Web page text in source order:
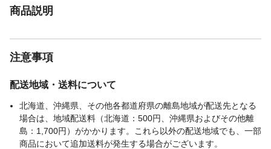
商品説明
注意事項
配送地域・送料について
北海道、沖縄県、その他各都道府県の離島地域が配送先となる
場合は、地域配送料（北海道：500円、沖縄県およびその他離
島：1,700円）がかかります。これら以外の配送地域でも、一部
商品において追加送料が発生する場合がございます。